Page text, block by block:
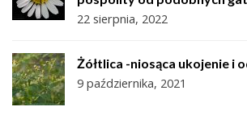
22 sierpnia, 2022
Żółtlica -niosąca ukojenie i
9 października, 2021